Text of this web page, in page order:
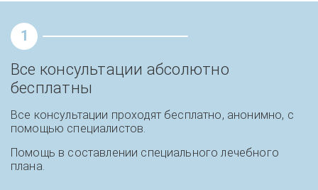
1
Все консультации абсолютно
бесплатны
Все консультации проходят бесплатно, анонимно, с
помощью специалистов.
Помощь в составлении специального лечебного
плана.